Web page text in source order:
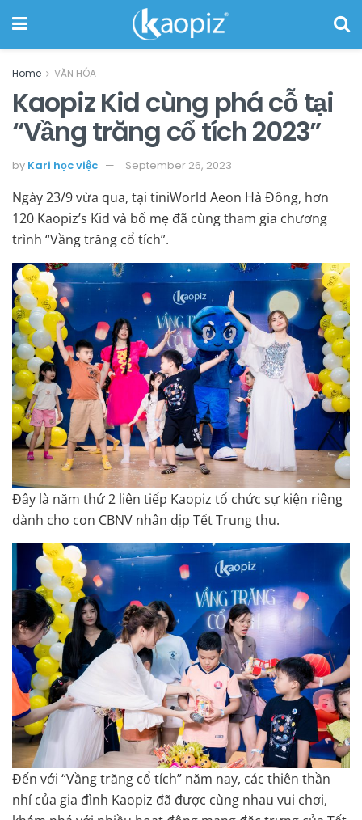
Home VĂN HÓA
Kaopiz Kid cùng phá cỗ tại
“Vầng trăng cổ tích 2023”
by Kari học việc September 26, 2023
Ngày 23/9 vừa qua, tại tiniWorld Aeon Hà Đông, hơn
120 Kaopiz’s Kid và bố mẹ đã cùng tham gia chương
trình “Vầng trăng cổ tích”.
Đây là năm thứ 2 liên tiếp Kaopiz tổ chức sự kiện riêng
dành cho con CBNV nhân dịp Tết Trung thu.
Đến với “Vầng trăng cổ tích” năm nay, các thiên thần
nhí của gia đình Kaopiz đã được cùng nhau vui chơi,